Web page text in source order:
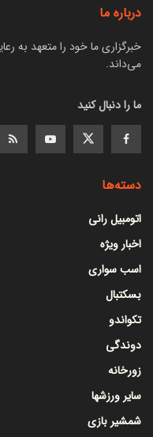
درباره ما
خبرگزاری ما خود را متعهد به
می‌داند.
ما را دنبال کنید
دسته‌ها
اتومبیل رانی
اخبار ویژه
اسب سواری
بسکتبال
تکواندو
دوندگی
زورخانه
سایر ورزشها
شمشیر بازی